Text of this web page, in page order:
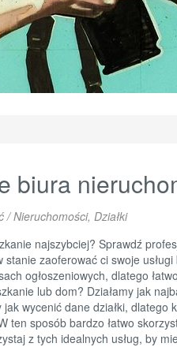
biura
/ Nieruchomości, Działki
najszybciej? Sprawdź
zaoferować ci swoje
ogłoszeniowych, dlatego
lub dom? Działamy jak
wycenić dane działki,
ten sposób bardzo łatwo
z tych idealnych usług, by